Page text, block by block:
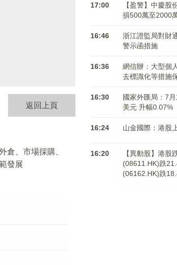
返回上頁
倉、市場採購、
發展
17:00
【盈警】中慶
損500萬至2000
16:46
浙江證監局對財
警示函措施
16:36
網信辦：大型個
去標識化等措施
16:30
國家外匯局：7
美元 升幅0.07%
16:24 山金國際：港股
16:20
【異動股】港股
(08611.HK)跌
(06162.HK)跌